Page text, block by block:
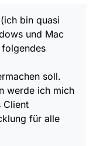
die Deinen use-
sind
was
Funktion doch
zur Verfügung.
weiterhin wartest
werden.
So wie man in den
auch zurück.
Client (ich bin
ich dir hiermit
weitermachen
ausfallen werde
Entwicklung des
Weiterentwicklung
solltest dann aber
bin quasi
und Mac
soll.
werde ich mich
Client
für alle